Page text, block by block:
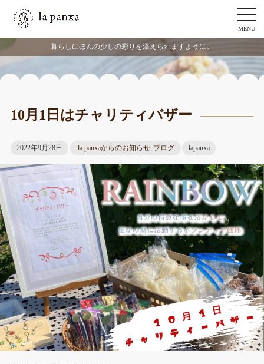
MENU
暮らしにほんの少しの彩りを添えられますように。
10月1日はチャリティバザー
2022年9月28日 la panxaからのお知らせ, ブログ lapanxa